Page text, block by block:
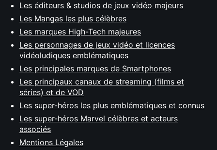
Les éditeurs & studios de jeux vidéo majeurs
Les Mangas les plus célèbres
Les marques High-Tech majeures
Les personnages de jeux vidéo et licences
vidéoludiques emblématiques
Les principales marques de Smartphones
Les principaux canaux de streaming (films et
séries) et de VOD
Les super-héros les plus emblématiques et connus
Les super-héros Marvel célèbres et acteurs
associés
Mentions Légales